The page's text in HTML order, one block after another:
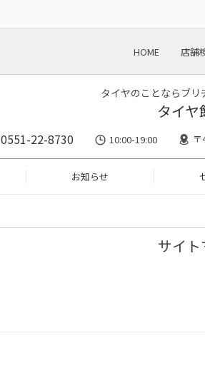
HOME 店舗
タイヤのことならブ
タイヤ
0551-22-8730 10:00-19:00
お知らせ
サイ